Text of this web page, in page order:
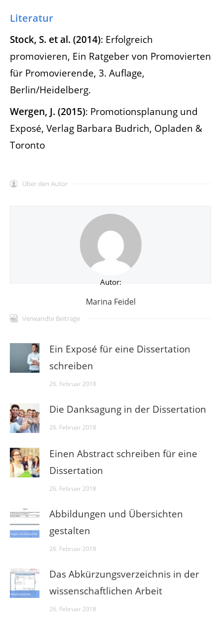
Literatur
Stock, S. et al. (2014): Erfolgreich
promovieren, Ein Ratgeber von Promovierten
für Promovierende, 3. Auflage,
Berlin/Heidelberg.
Wergen, J. (2015): Promotionsplanung und
Exposé, Verlag Barbara Budrich, Opladen &
Toronto
Über den Autor
Autor:
Marina Feidel
Verwandte Beiträge
Ein Exposé für eine Dissertation
schreiben
26. Februar 2018
Die Danksagung in der Dissertation
26. Februar 2018
Einen Abstract schreiben für eine
Dissertation
26. Februar 2018
Abbildungen und Übersichten
gestalten
26. Februar 2018
Das Abkürzungsverzeichnis in der
wissenschaftlichen Arbeit
26. Februar 2018